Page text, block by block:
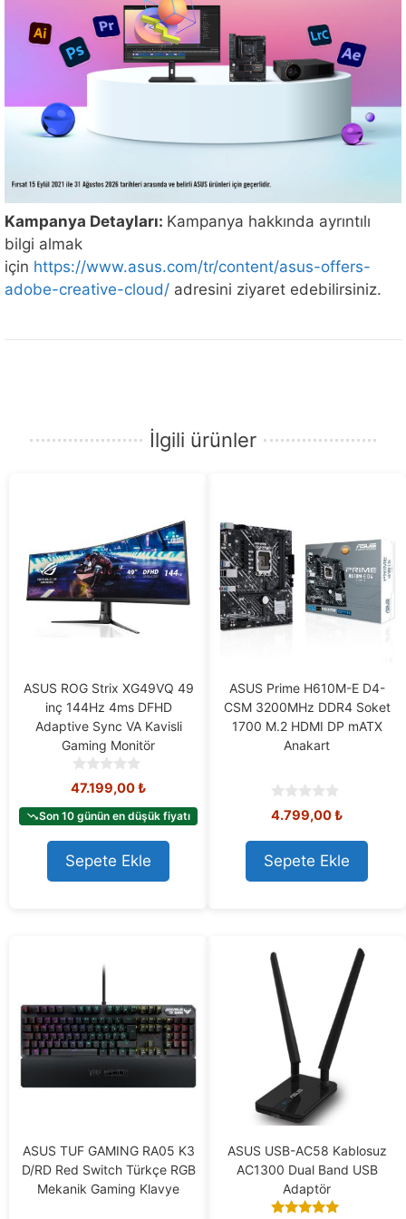
Kampanya Detayları: Kampanya hakkında ayrıntılı
bilgi almak
için https://www.asus.com/tr/content/asus-offers-
adobe-creative-cloud/ adresini ziyaret edebilirsiniz.
İlgili ürünler
ASUS ROG Strix XG49VQ 49
inç 144Hz 4ms DFHD
Adaptive Sync VA Kavisli
Gaming Monitör
0
o
u
t
o
f
47.199,00₺
Son 10 günün en düşük fiyatı
Sepete Ekle
ASUS Prime H610M-E D4-
CSM 3200MHz DDR4 Soket
1700 M.2 HDMI DP mATX
Anakart
0
o
u
t
o
f
4.799,00₺
Sepete Ekle
ASUS TUF GAMING RA05 K3
D/RD Red Switch Türkçe RGB
Mekanik Gaming Klavye
ASUS USB-AC58 Kablosuz
AC1300 Dual Band USB
Adaptör